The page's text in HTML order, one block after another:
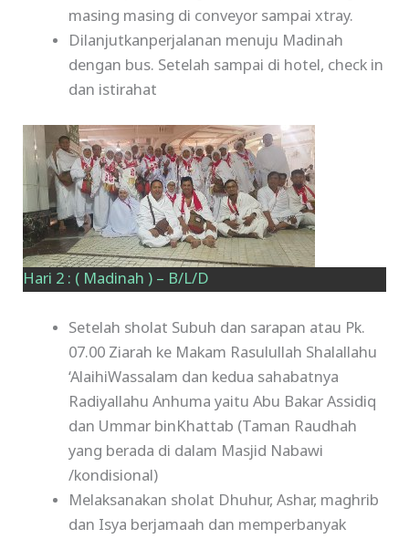
masing masing di conveyor sampai xtray.
Dilanjutkanperjalanan menuju Madinah
dengan bus. Setelah sampai di hotel, check in
dan istirahat
Hari 2 : ( Madinah ) – B/L/D
Setelah sholat Subuh dan sarapan atau Pk.
07.00 Ziarah ke Makam Rasulullah Shalallahu
‘AlaihiWassalam dan kedua sahabatnya
Radiyallahu Anhuma yaitu Abu Bakar Assidiq
dan Ummar binKhattab (Taman Raudhah
yang berada di dalam Masjid Nabawi
/kondisional)
Melaksanakan sholat Dhuhur, Ashar, maghrib
dan Isya berjamaah dan memperbanyak